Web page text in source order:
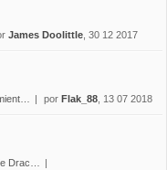
James Doolittle , 30 12 2017
por Flak_88 , 13 07 2018
Drac…